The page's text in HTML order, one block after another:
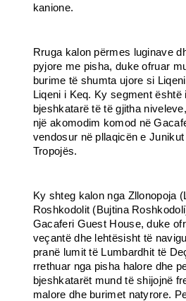
kanione.
Rruga kalon përmes luginave
pyjore me pisha, duke ofruar
burime të shumta ujore si
Liqeni i Keq. Ky segment
bjeshkatarë të të gjitha
një akomodim komod në
vendosur në pllaqicën e
Tropojës.
Ky shteg kalon nga Zllonopoja
Roshkodolit (Bujtina
Gacaferi Guest House, duke
veçantë dhe lehtësisht të
pranë lumit të Lumbardhit të
rrethuar nga pisha halore dhe
bjeshkatarët mund të shijojnë
malore dhe burimet natyrore.